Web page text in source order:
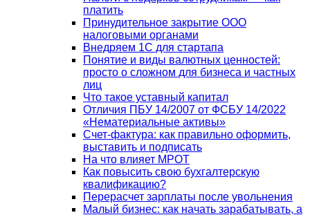
платить
Принудительное закрытие ООО
налоговыми органами
Внедряем 1С для стартапа
Понятие и виды валютных ценностей:
просто о сложном для бизнеса и частных
лиц
Что такое уставный капитал
Отличия ПБУ 14/2007 от ФСБУ 14/2022
«Нематериальные активы»
Счет-фактура: как правильно оформить,
выставить и подписать
На что влияет МРОТ
Как повысить свою бухгалтерскую
квалификацию?
Перерасчет зарплаты после увольнения
Малый бизнес: как начать зарабатывать, а